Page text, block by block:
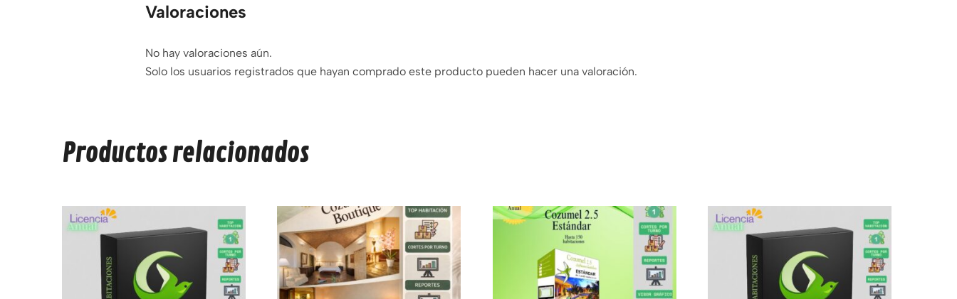
Valoraciones
No hay valoraciones aún.
Solo los usuarios registrados que hayan comprado este producto pueden hacer una valoración.
Productos relacionados